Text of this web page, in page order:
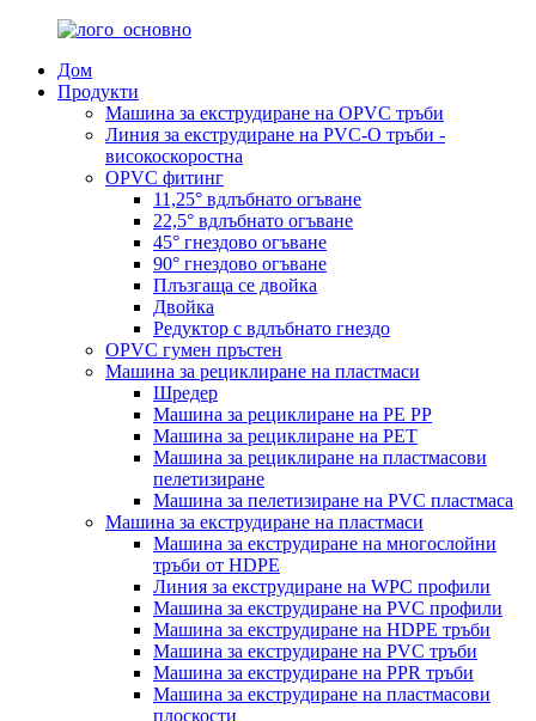
Дом
Продукти
Машина за екструдиране на OPVC тръби
Линия за екструдиране на PVC-O тръби -
високоскоростна
OPVC фитинг
11,25° вдлъбнато огъване
22,5° вдлъбнато огъване
45° гнездово огъване
90° гнездово огъване
Плъзгаща се двойка
Двойка
Редуктор с вдлъбнато гнездо
OPVC гумен пръстен
Машина за рециклиране на пластмаси
Шредер
Машина за рециклиране на PE PP
Машина за рециклиране на PET
Машина за рециклиране на пластмасови
пелетизиране
Машина за пелетизиране на PVC пластмаса
Машина за екструдиране на пластмаси
Машина за екструдиране на многослойни
тръби от HDPE
Линия за екструдиране на WPC профили
Машина за екструдиране на PVC профили
Машина за екструдиране на HDPE тръби
Машина за екструдиране на PVC тръби
Машина за екструдиране на PPR тръби
Машина за екструдиране на пластмасови
плоскости